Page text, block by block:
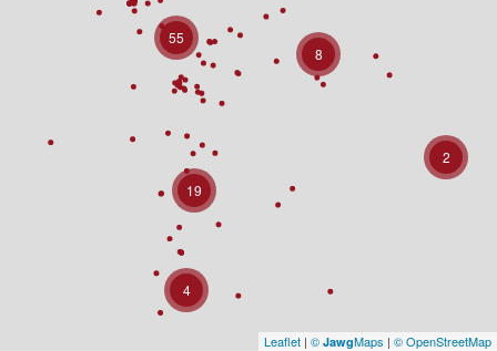
2
4
8
19
55
Leaflet | © JawgMaps | © OpenStreetMap